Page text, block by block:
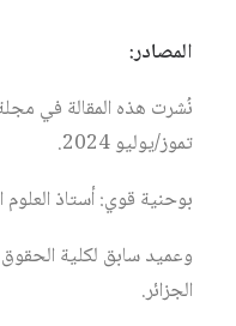
المصادر:
تموز/يوليو 2024.
بوحنية قوي: أستاذ العلوم
وعميد سابق لكلية
الجزائر.